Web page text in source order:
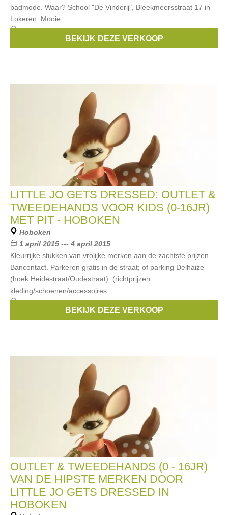
badmode. Waar? School "De Vinderij", Bleekmeersstraat 17 in
Lokeren. Mooie
Merken:Noppies,Hugo Boss,Luisa Cerano,McGregor,
BEKIJK DEZE VERKOOP
LITTLE JO GETS DRESSED: OUTLET &
TWEEDEHANDS VOOR KIDS (0-16JR)
MET PIT - HOBOKEN
Hoboken
1 april 2015 --- 4 april 2015
Kleurrijke stukken van vrolijke merken aan de zachtste prijzen.
Bancontact. Parkeren gratis in de straat; of parking Delhaize
(hoek Heidestraat/Oudestraat). (richtprijzen
kleding/schoenen/accessoires:
Merken:Filou & Friends,Simple Kids,Essentiel,
Vinrose, ...
BEKIJK DEZE VERKOOP
OUTLET & TWEEDEHANDS (0 - 16JR)
VAN DE HIPSTE MERKEN DOOR
LITTLE JO GETS DRESSED IN
HOBOKEN